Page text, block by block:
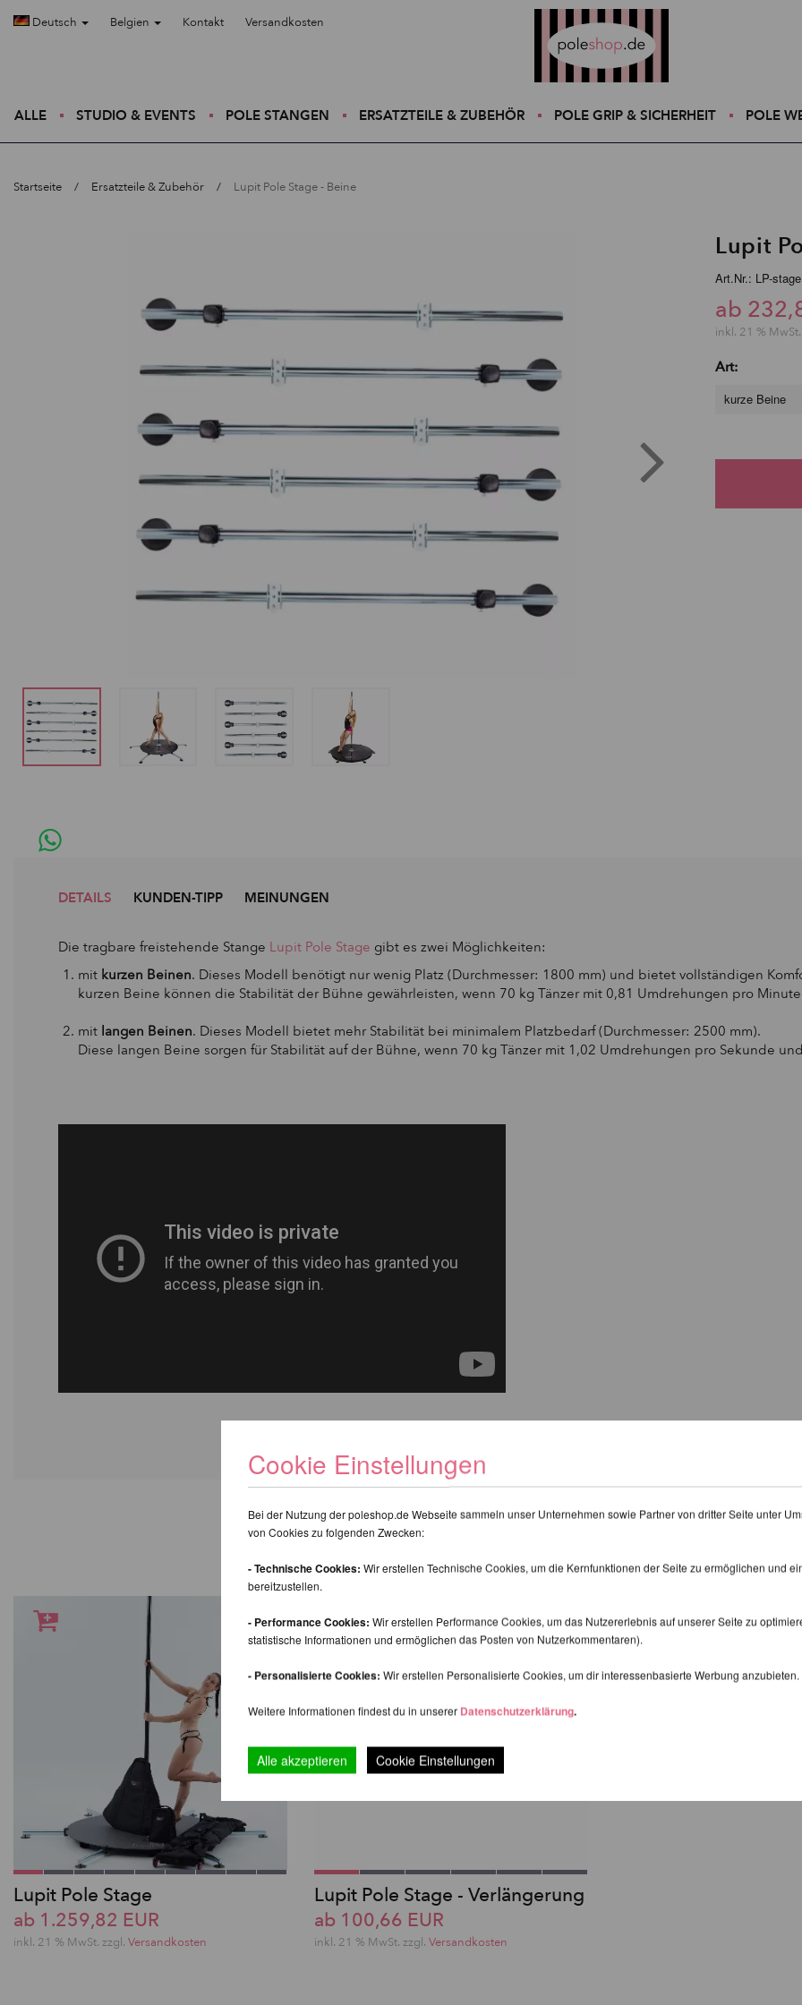
Deutsch Belgien Kontakt Versandkosten
ALLE STUDIO & EVENTS POLE STANGEN ERSATZTEILE & ZUBEHÖR POLE GRIP & SICHERHEIT POLE
Startseite Ersatzteile & Zubehör Lupit Pole Stage - Beine
Lupit
Art.Nr.: LP-
ab
inkl. 21 %
Art:
kurze Beine
DETAILS KUNDEN-TIPP MEINUNGEN
Die tragbare freistehende Stange Lupit Pole Stage gibt es zwei Möglichkeiten:
mit kurzen Beinen. Dieses Modell benötigt nur wenig Platz (Durchmesser: 1800 mm) und bietet vollständigen
kurzen Beine können die Stabilität der Bühne gewährleisten, wenn 70 kg Tänzer mit 0,81 Umdrehungen pro
mit langen Beinen. Dieses Modell bietet mehr Stabilität bei minimalem Platzbedarf (Durchmesser: 2500 mm).
Diese langen Beine sorgen für Stabilität auf der Bühne, wenn 70 kg Tänzer mit 1,02 Umdrehungen pro Sekunde
WIR EMPFEHLEN IHNEN NOCH FOLGENDE
Lupit Pole Stage
ab 1.259,82 EUR
inkl. 21 % MwSt. zzgl. Versandkosten
Lupit Pole Stage - Verlängerung
ab 100,66 EUR
inkl. 21 % MwSt. zzgl. Versandkosten
Cookie Einstellungen
Bei der Nutzung der poleshop.de Webseite sammeln unser Unternehmen sowie Partner von dritter Seite unter
von Cookies zu folgenden Zwecken:
- Technische Cookies: Wir erstellen Technische Cookies, um die Kernfunktionen der Seite zu ermöglichen und
bereitzustellen.
- Performance Cookies: Wir erstellen Performance Cookies, um das Nutzererlebnis auf unserer Seite zu
statistische Informationen und ermöglichen das Posten von Nutzerkommentaren).
- Personalisierte Cookies: Wir erstellen Personalisierte Cookies, um dir interessenbasierte Werbung anzubieten.
Weitere Informationen findest du in unserer Datenschutzerklärung.
Alle akzeptieren Cookie Einstellungen